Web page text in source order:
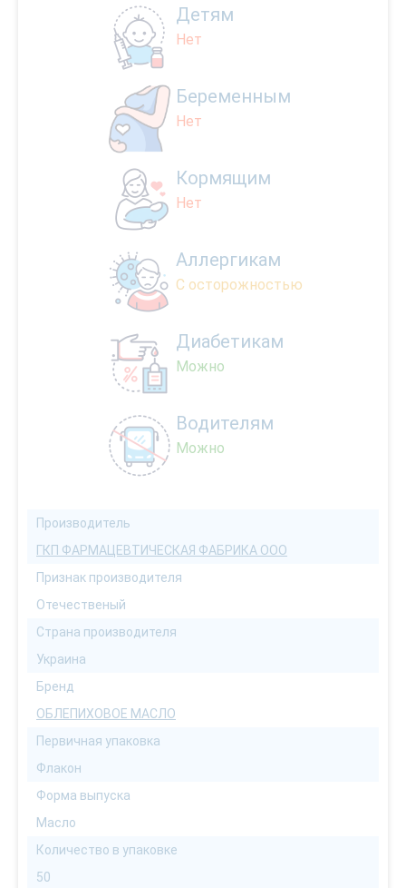
Детям
Нет
Беременным
Нет
Кормящим
Нет
Аллергикам
С осторожностью
Диабетикам
Можно
Водителям
Можно
Производитель
ГКП ФАРМАЦЕВТИЧЕСКАЯ ФАБРИКА ООО
Признак производителя
Отечественый
Страна производителя
Украина
Бренд
ОБЛЕПИХОВОЕ МАСЛО
Первичная упаковка
Флакон
Форма выпуска
Масло
Количество в упаковке
50